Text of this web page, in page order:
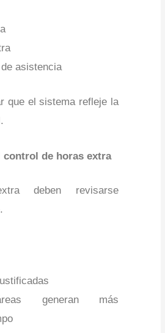
asistencia
que el sistema refleje la
control de horas extra
deben revisarse
generan más